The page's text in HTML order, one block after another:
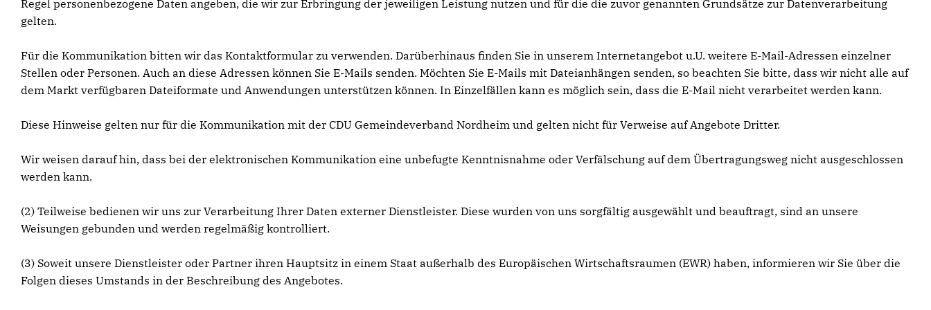
Regel personenbezogene Daten angeben, die wir zur Erbringung der jeweiligen Leistung nutzen und für die die zuvor genannten Grundsätze zur Datenverarbeitung
gelten.
Für die Kommunikation bitten wir das Kontaktformular zu verwenden. Darüberhinaus finden Sie in unserem Internetangebot u.U. weitere E-Mail-Adressen einzelner
Stellen oder Personen. Auch an diese Adressen können Sie E-Mails senden. Möchten Sie E-Mails mit Dateianhängen senden, so beachten Sie bitte, dass wir nicht alle auf
dem Markt verfügbaren Dateiformate und Anwendungen unterstützen können. In Einzelfällen kann es möglich sein, dass die E-Mail nicht verarbeitet werden kann.
Diese Hinweise gelten nur für die Kommunikation mit der CDU Gemeindeverband Nordheim und gelten nicht für Verweise auf Angebote Dritter.
Wir weisen darauf hin, dass bei der elektronischen Kommunikation eine unbefugte Kenntnisnahme oder Verfälschung auf dem Übertragungsweg nicht ausgeschlossen
werden kann.
(2) Teilweise bedienen wir uns zur Verarbeitung Ihrer Daten externer Dienstleister. Diese wurden von uns sorgfältig ausgewählt und beauftragt, sind an unsere
Weisungen gebunden und werden regelmäßig kontrolliert.
(3) Soweit unsere Dienstleister oder Partner ihren Hauptsitz in einem Staat außerhalb des Europäischen Wirtschaftsraumen (EWR) haben, informieren wir Sie über die
Folgen dieses Umstands in der Beschreibung des Angebotes.